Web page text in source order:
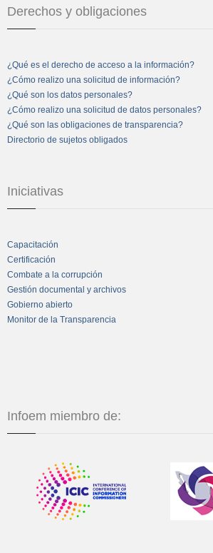
Derechos y obligaciones
¿Qué es el derecho de acceso a la información?
¿Cómo realizo una solicitud de información?
¿Qué son los datos personales?
¿Cómo realizo una solicitud de datos personales?
¿Qué son las obligaciones de transparencia?
Directorio de sujetos obligados
Iniciativas
Capacitación
Certificación
Combate a la corrupción
Gestión documental y archivos
Gobierno abierto
Monitor de la Transparencia
Infoem miembro de: